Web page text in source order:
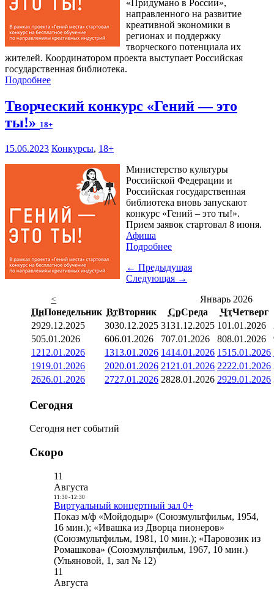
«Придумано в России»,
направленного на развитие
креативной экономики в
регионах и поддержку
творческого потенциала их
жителей. Координатором проекта выступает Российская
государственная библиотека.
Подробнее
Творческий конкурс «Гений — это
ты!» 18+
15.06.2023 Конкурсы, 18+
Министерство культуры
Российской Федерации и
Российская государственная
библиотека вновь запускают
конкурс «Гений – это ты!».
Прием заявок стартовал 8 июня.
Афиша
Подробнее
← Предыдущая
Следующая →
<
Январь 2026
ПнПонедельник ВтВторник СрСреда ЧтЧетверг
2929.12.2025 3030.12.2025 3131.12.2025 101.01.2026
505.01.2026 606.01.2026 707.01.2026 808.01.2026
1212.01.2026 1313.01.2026 1414.01.2026 1515.01.2026
1919.01.2026 2020.01.2026 21 21.01.2026 2222.01.2026
2626.01.2026 2727.01.2026 2828.01.2026 2929.01.2026
Сегодня
Сегодня нет событий
Скоро
11
Августа
11:30- 12:30
Виртуальный концертный зал 0+
Показ м/ф «Мойдодыр» (Союзмультфильм, 1954,
16 мин.); «Ивашка из Дворца пионеров»
(Союзмультфильм, 1981, 10 мин.); «Паровозик из
Ромашкова» (Союзмультфильм, 1967, 10 мин.)
(Ульяновой, 1, зал № 12)
11
Августа